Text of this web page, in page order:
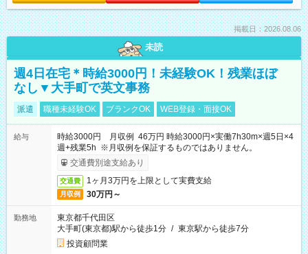
掲載日：2026.08.06
未読
週4日在宅＊時給3000円！未経験OK！残業ほぼ
なし▼大手町で英文事務
派遣 職種未経験OK ブランクOK WEB登録・面接OK
給与
時給3000円 月収例 46万円 時給3000円×実働7h30m×週5日×4
週+残業5h ※月収例を保証するものではありません。
交通費別途支給あり
交通費 1ヶ月3万円を上限として実費支給
月収例 30万円～
勤務地
東京都千代田区
大手町(東京都)駅から徒歩1分 / 東京駅から徒歩7分
投資顧問業